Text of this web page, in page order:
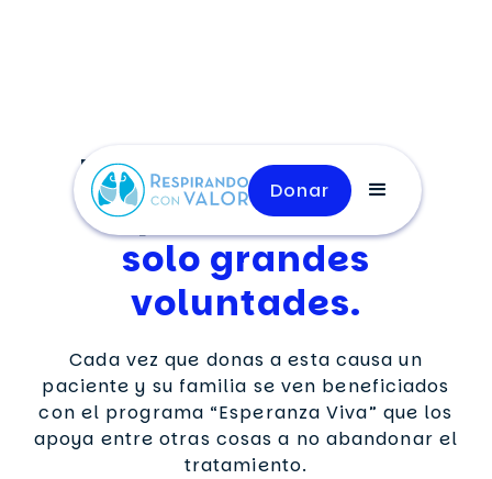
Donar
No hay pequeñas
aportaciones,
solo grandes
voluntades.
Cada vez que donas a esta causa un
paciente y su familia se ven beneficiados
con el programa “Esperanza Viva” que los
apoya entre otras cosas a no abandonar el
tratamiento.